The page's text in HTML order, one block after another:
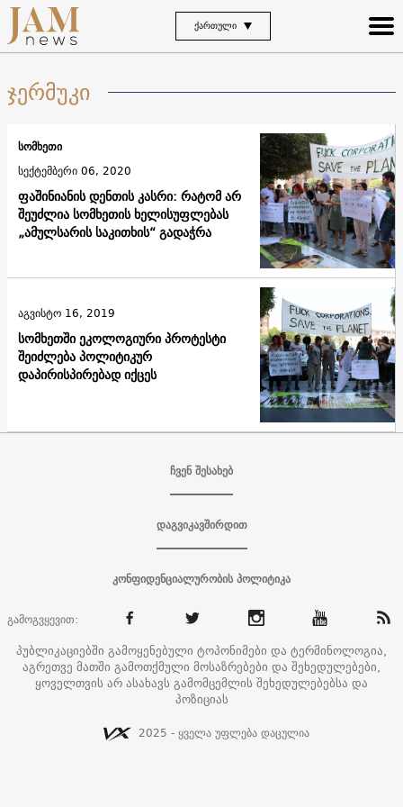
ᲥᲐᲠᲗᲣᲚᲘ
ჯერმუკი
ფაშინიანის დენთის კასრი: რატომ არ
შეუძლია სომხეთის ხელისუფლებას
„ამულსარის საკითხის“ გადაჭრა
სომხეთი
სექტემბერი 06, 2020
სომხეთში ეკოლოგიური პროტესტი
შეიძლება პოლიტიკურ
დაპირისპირებად იქცეს
აგვისტო 16, 2019
ჩვენ შესახებ
დაგვიკავშირდით
კონფიდენციალურობის პოლიტიკა
გამოგვყევით:
პუბლიკაციებში გამოყენებული ტოპონიმები და ტერმინოლოგია,
აგრეთვე მათში გამოთქმული მოსაზრებები და შეხედულებები,
ყოველთვის არ ასახავს გამომცემლის შეხედულებებსა და
პოზიციას
2025 - ყველა უფლება დაცულია